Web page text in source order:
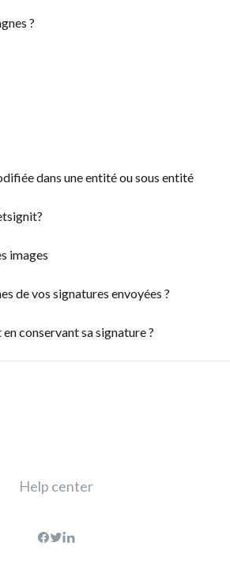
?
dans une entité ou sous entité
images
de vos signatures envoyées ?
conservant sa signature ?
Help center